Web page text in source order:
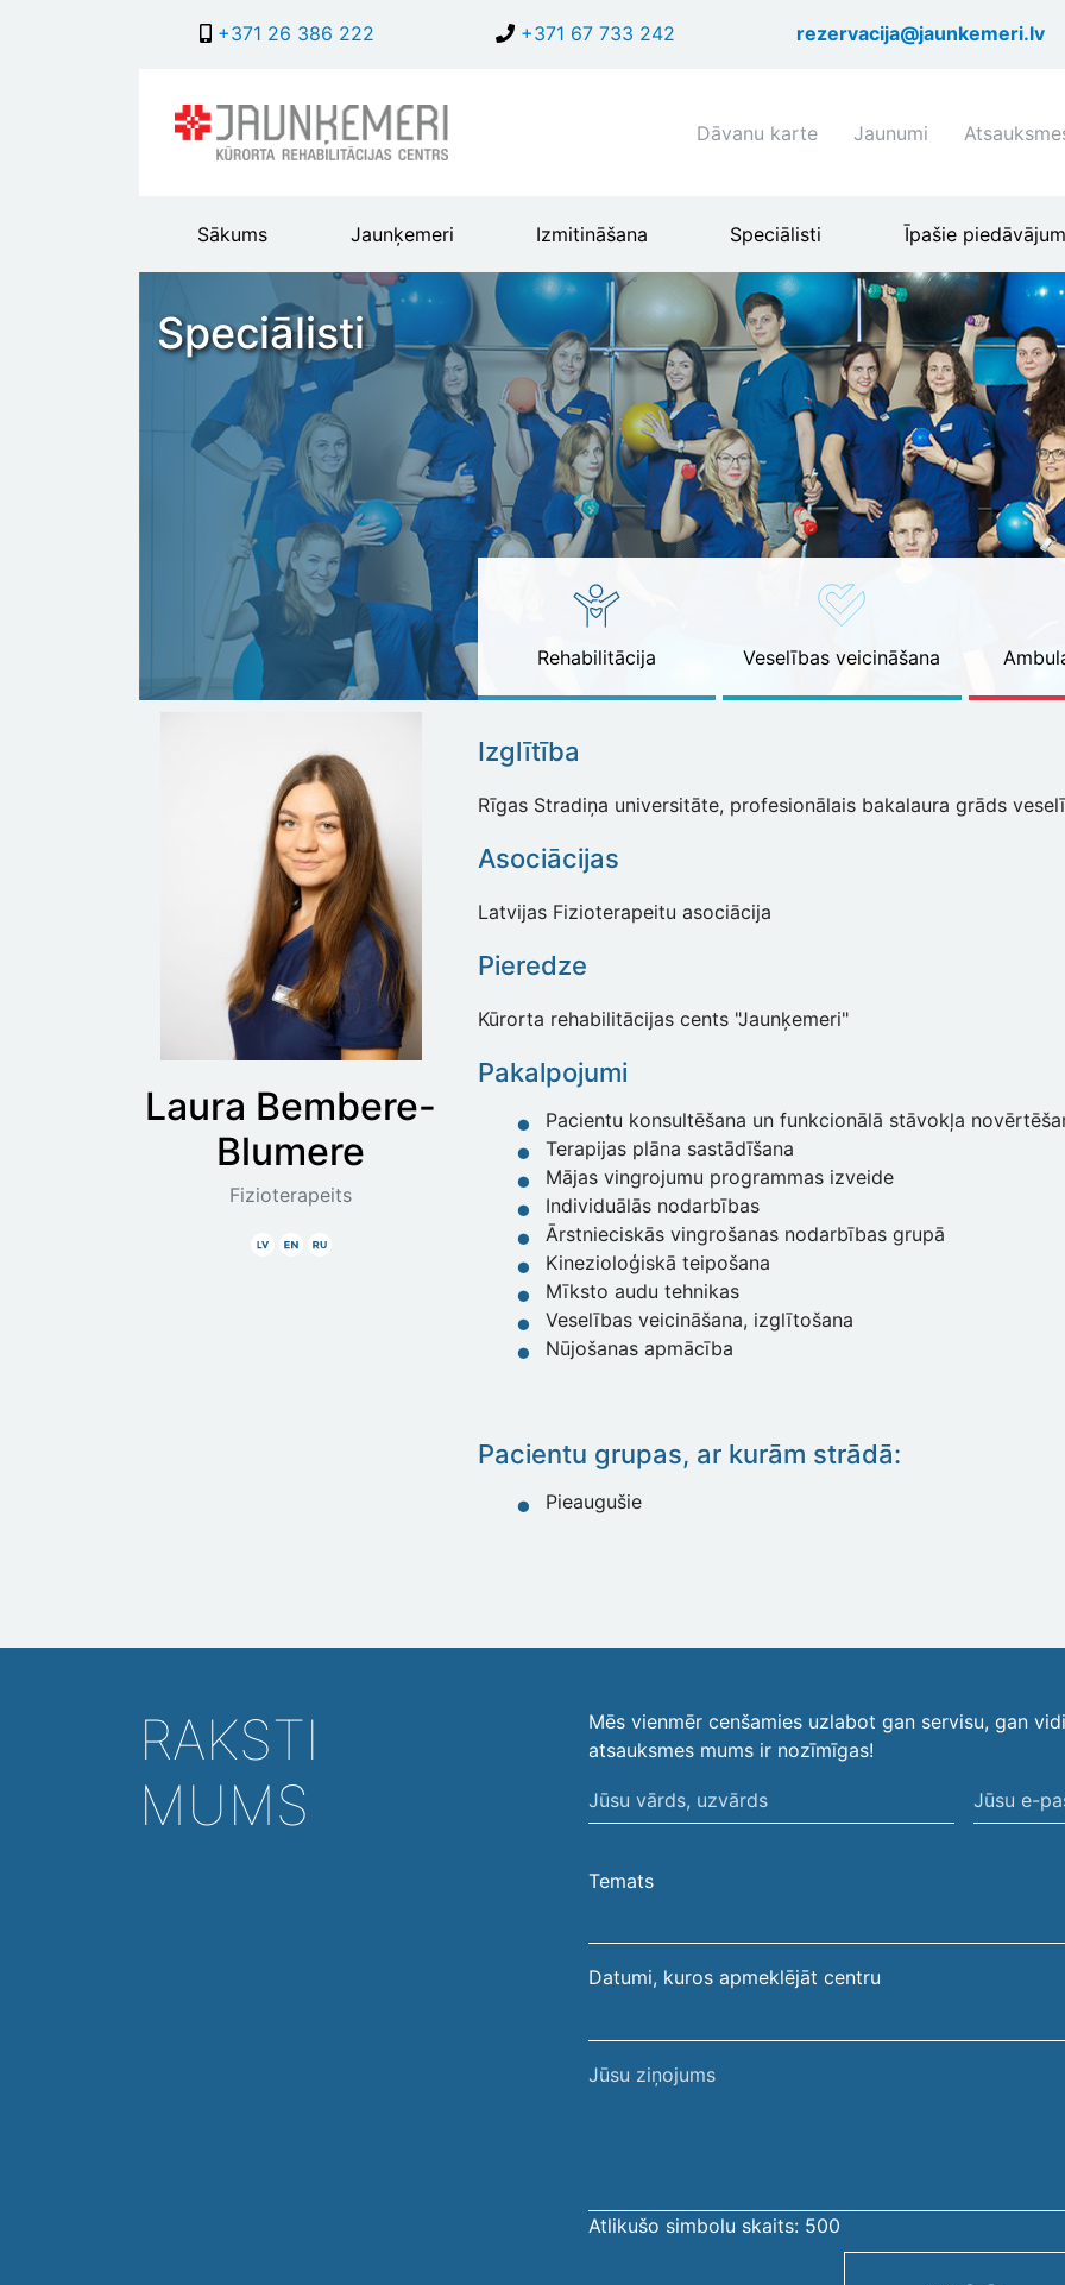
uz
+371 26 386 222 +371 67 733 242 rezervacija@jaunkemeri.lv
Shortcuts
menu
Dāvanu karte Jaunumi
Main
header
menu
Sākums Jaunķemeri Izmitināšana Speciālisti Īpašie
Speciālisti
Rehabilitācija Veselības veicināšana
Laura Bembere-
Blumere
Fizioterapeits
Latviski
AngliskiKrieviski
Izglītība
Rīgas Stradiņa universitāte, profesionālais bakalaura grāds
Asociācijas
Latvijas Fizioterapeitu asociācija
Pieredze
Kūrorta rehabilitācijas cents "Jaunķemeri"
Pakalpojumi
Pacientu konsultēšana un funkcionālā stāvokļa
Terapijas plāna sastādīšana
Mājas vingrojumu programmas izveide
Individuālās nodarbības
Ārstnieciskās vingrošanas nodarbības grupā
Kinezioloģiskā teipošana
Mīksto audu tehnikas
Veselības veicināšana, izglītošana
Nūjošanas apmācība
Pacientu grupas, ar kurām strādā:
Pieaugušie
RAKSTI
MUMS
Mēs vienmēr cenšamies uzlabot gan servisu, gan
atsauksmes mums ir nozīmīgas!
Jūsu
vārds,
Jūsu
e-
Temats
Datumi, kuros apmeklējāt centru
Jūsu
Atlikušo simbolu skaits: 500